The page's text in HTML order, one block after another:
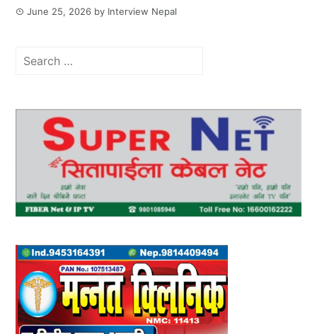
June 25, 2026 by Interview Nepal
Search